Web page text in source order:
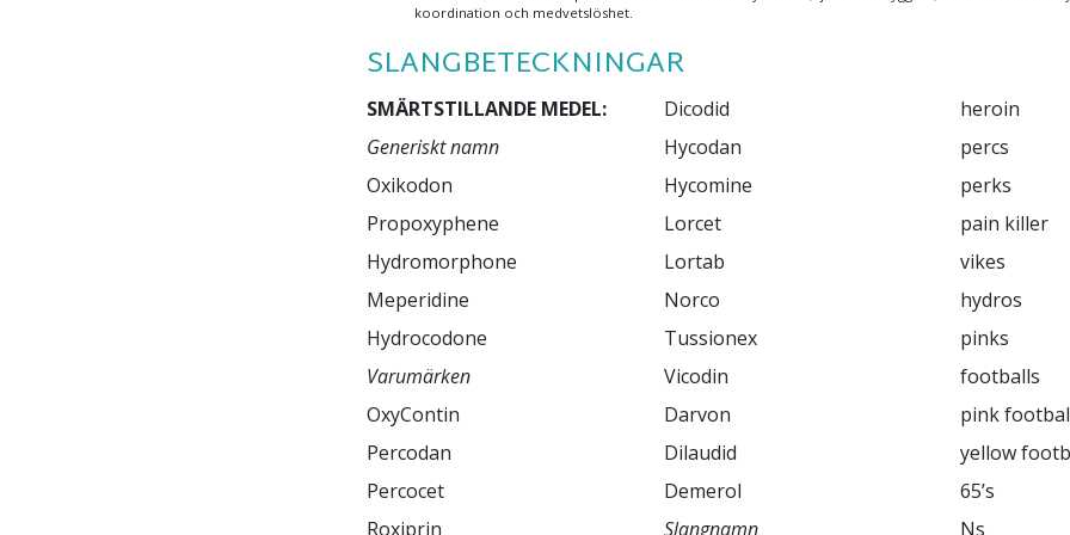
koordination och medvetslöshet.
SLANGBETECKNINGAR
SMÄRTSTILLANDE MEDEL:
Generiskt namn
Oxikodon
Propoxyphene
Hydromorphone
Meperidine
Varumärken
OxyContin
Percodan
Percocet
Roxiprin
Dicodid
Hycodan
Hycomine
Lorcet
Lortab
Norco
Tussionex
Darvon
Dilaudid
Slangnamn
heroin
percs
perks
pain killer
vikes
hydros
pinks
footballs
pink
yellow
65’s
Ns